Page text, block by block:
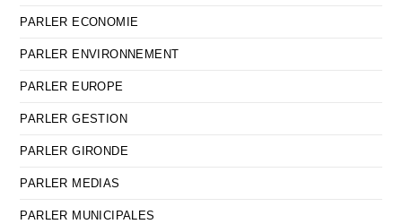
PARLER ECONOMIE
PARLER ENVIRONNEMENT
PARLER EUROPE
PARLER GESTION
PARLER GIRONDE
PARLER MEDIAS
PARLER MUNICIPALES